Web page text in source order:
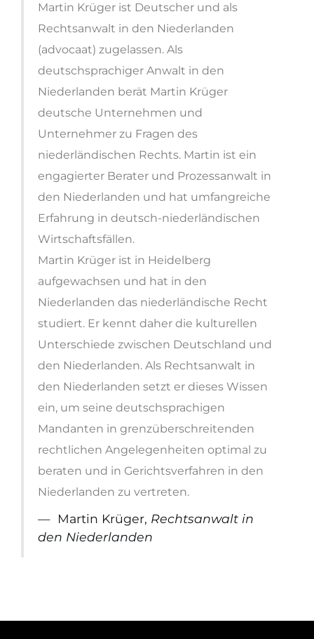
Martin Krüger ist Deutscher und als
Rechtsanwalt in den Niederlanden
(advocaat) zugelassen. Als
deutschsprachiger Anwalt in den
Niederlanden berät Martin Krüger
deutsche Unternehmen und
Unternehmer zu Fragen des
niederländischen Rechts. Martin ist ein
engagierter Berater und Prozessanwalt in
den Niederlanden und hat umfangreiche
Erfahrung in deutsch-niederländischen
Wirtschaftsfällen.
Martin Krüger ist in Heidelberg
aufgewachsen und hat in den
Niederlanden das niederländische Recht
studiert. Er kennt daher die kulturellen
Unterschiede zwischen Deutschland und
den Niederlanden. Als Rechtsanwalt in
den Niederlanden setzt er dieses Wissen
ein, um seine deutschsprachigen
Mandanten in grenzüberschreitenden
rechtlichen Angelegenheiten optimal zu
beraten und in Gerichtsverfahren in den
Niederlanden zu vertreten.
Martin Krüger, Rechtsanwalt in
den Niederlanden